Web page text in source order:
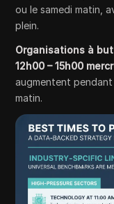
ou le samedi matin,
plein.
Organisations à
12h00 – 15h00
augmentent pendant
matin.